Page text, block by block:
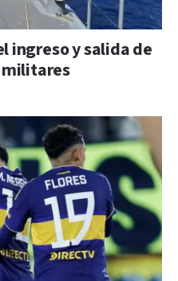
ingreso y salida de
militares